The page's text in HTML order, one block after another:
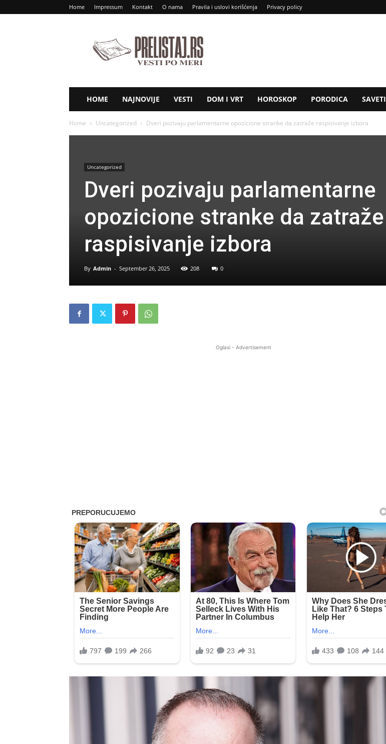
Home Impressum Kontakt O nama Pravila i uslovi korišćenja Privacy policy
RS
HOME NAJNOVIJE VESTI DOM I VRT HOROSKOP PORODICA SAVETI
Home Uncategorized Dveri pozivaju parlamentarne opozicione stranke da zatraže raspisivanje izbora
Uncategorized
Dveri pozivaju parlamentarne
opozicione stranke da zatraže
raspisivanje izbora
By Admin - September 26, 2025 208 0
Oglasi - Advertisement